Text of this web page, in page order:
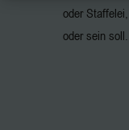
oder
oder sein soll.